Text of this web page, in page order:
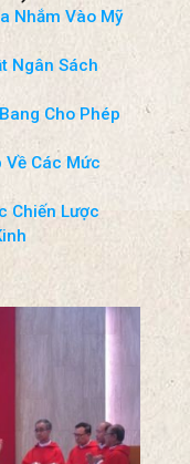
Nhắm Vào Mỹ
Ngân Sách
Cho Phép
Các Mức
Chiến Lược